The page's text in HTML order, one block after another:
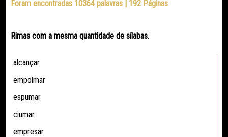
Foram encontradas 10364 palavras | 192 Páginas
Rimas com a mesma quantidade de sílabas.
alcançar
empolmar
espumar
ciumar
empresar